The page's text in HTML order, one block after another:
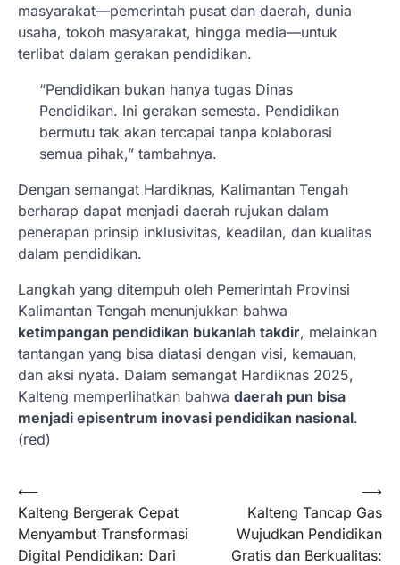
masyarakat—pemerintah pusat dan daerah, dunia
usaha, tokoh masyarakat, hingga media—untuk
terlibat dalam gerakan pendidikan.
“Pendidikan bukan hanya tugas Dinas
Pendidikan. Ini gerakan semesta. Pendidikan
bermutu tak akan tercapai tanpa kolaborasi
semua pihak,” tambahnya.
Dengan semangat Hardiknas, Kalimantan Tengah
berharap dapat menjadi daerah rujukan dalam
penerapan prinsip inklusivitas, keadilan, dan kualitas
dalam pendidikan.
Langkah yang ditempuh oleh Pemerintah Provinsi
Kalimantan Tengah menunjukkan bahwa
ketimpangan pendidikan bukanlah takdir, melainkan
tantangan yang bisa diatasi dengan visi, kemauan,
dan aksi nyata. Dalam semangat Hardiknas 2025,
Kalteng memperlihatkan bahwa daerah pun bisa
menjadi episentrum inovasi pendidikan nasional.
(red)
Navigasi
pos
⟵
Kalteng Bergerak Cepat
Menyambut Transformasi
Digital Pendidikan: Dari
Kalteng Tancap Gas
Wujudkan Pendidikan
Gratis dan Berkualitas:
⟶